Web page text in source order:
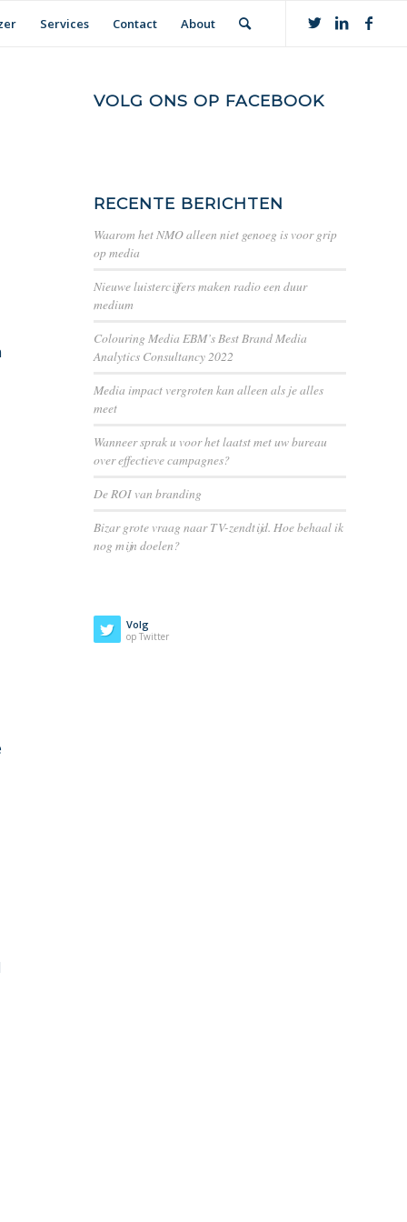
Services Contact About
VOLG ONS OP FACEBOOK
RECENTE BERICHTEN
Waarom het NMO alleen niet genoeg is voor grip
op media
Nieuwe luistercijfers maken radio een duur
medium
Colouring Media EBM’s Best Brand Media
Analytics Consultancy 2022
Media impact vergroten kan alleen als je alles
meet
Wanneer sprak u voor het laatst met uw bureau
over effectieve campagnes?
De ROI van branding
Bizar grote vraag naar TV-zendtijd. Hoe behaal ik
nog mijn doelen?
Volg
op Twitter